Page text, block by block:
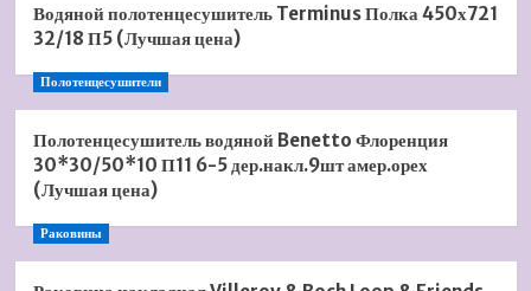
Водяной полотенцесушитель Terminus Полка 450х721
32/18 П5 (Лучшая цена)
Полотенцесушители
Полотенцесушитель водяной Benetto Флоренция
30*30/50*10 П11 6-5 дер.накл.9шт амер.орех
(Лучшая цена)
Раковины